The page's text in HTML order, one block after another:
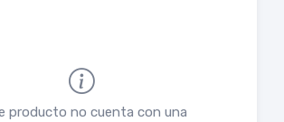
producto no cuenta con una